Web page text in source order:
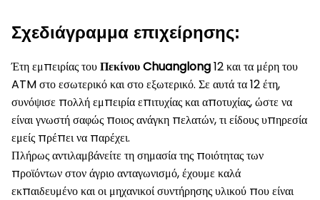
Σχεδιάγραμμα επιχείρησης:
Έτη εμπειρίας τουΠεκίνου Chuanglong12 και τα μέρη του
ATM στο εσωτερικό και στο εξωτερικό. Σε αυτά τα 12 έτη,
συνόψισε πολλή εμπειρία επιτυχίας και αποτυχίας, ώστε να
είναι γνωστή σαφώς ποιος ανάγκη πελατών, τι είδους υπηρεσία
εμείς πρέπει να παρέχει.
Πλήρως αντιλαμβάνείτε τη σημασία της ποιότητας των
προϊόντων στον άγριο ανταγωνισμό, έχουμε καλά
εκπαιδευμένο και οι μηχανικοί συντήρησης υλικού που είναι